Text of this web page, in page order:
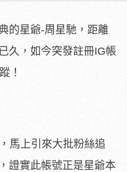
的星爺-周星馳，距離
久，如今突發註冊IG帳
！
馬上引來大批粉絲追
證實此帳號正是星爺本